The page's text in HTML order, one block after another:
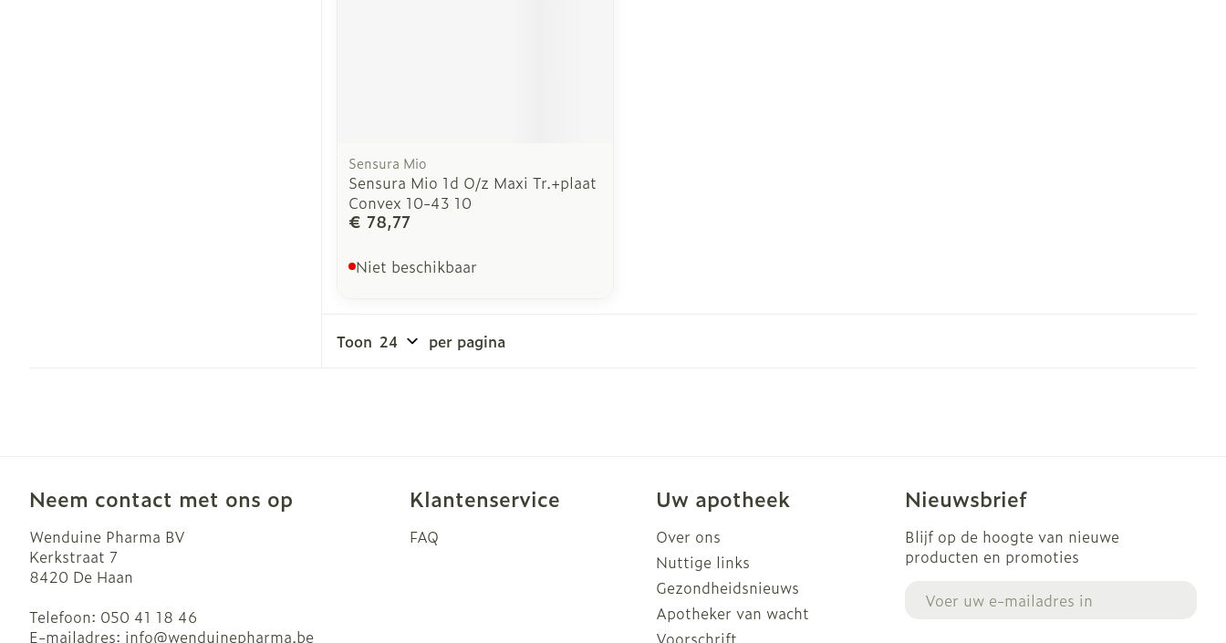
Sensura Mio
Sensura Mio 1d O/z Maxi Tr.+plaat
Convex 10-43 10
€ 78,77
Niet beschikbaar
Toon per pagina
Neem contact met ons op
Wenduine Pharma BV
Kerkstraat 7
8420 De Haan
Telefoon: 050 41 18 46
E-mailadres: info@wenduinepharma.be
Klantenservice
FAQ
Uw apotheek
Over ons
Nuttige links
Gezondheidsnieuws
Apotheker van wacht
Voorschrift
Nieuwsbrief
Blijf op de hoogte van nieuwe
producten en promoties